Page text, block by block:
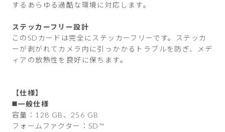
するあらゆる過酷な環境に対応します。
ステッカーフリー設計
このSDカードは完全にステッカーフリーです。ステッカ
ーが剥がれてカメラ内に引っかかるトラブルを防ぎ、メデ
ィアの放熱性を良好に保ちます。
【仕様】
◼️一般仕様
容量：128 GB、256 GB
フォームファクター：SD™